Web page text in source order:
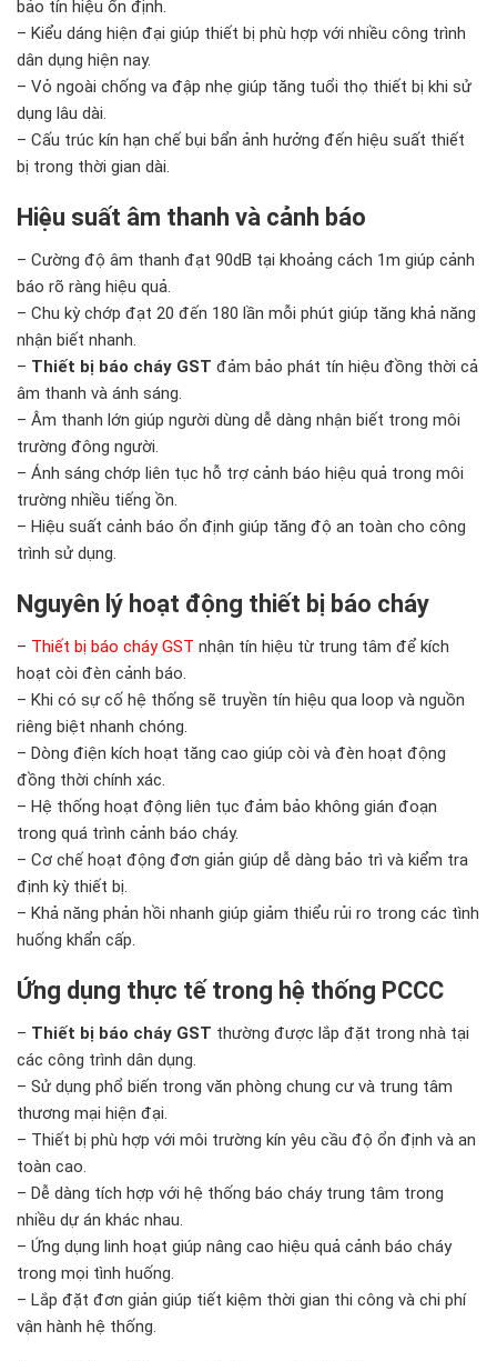
bảo tín hiệu ổn định.
– Kiểu dáng hiện đại giúp thiết bị phù hợp với nhiều công trình
dân dụng hiện nay.
– Vỏ ngoài chống va đập nhẹ giúp tăng tuổi thọ thiết bị khi sử
dụng lâu dài.
– Cấu trúc kín hạn chế bụi bẩn ảnh hưởng đến hiệu suất thiết
bị trong thời gian dài.
Hiệu suất âm thanh và cảnh báo
– Cường độ âm thanh đạt 90dB tại khoảng cách 1m giúp cảnh
báo rõ ràng hiệu quả.
– Chu kỳ chớp đạt 20 đến 180 lần mỗi phút giúp tăng khả năng
nhận biết nhanh.
– Thiết bị báo cháy GST đảm bảo phát tín hiệu đồng thời cả
âm thanh và ánh sáng.
– Âm thanh lớn giúp người dùng dễ dàng nhận biết trong môi
trường đông người.
– Ánh sáng chớp liên tục hỗ trợ cảnh báo hiệu quả trong môi
trường nhiều tiếng ồn.
– Hiệu suất cảnh báo ổn định giúp tăng độ an toàn cho công
trình sử dụng.
Nguyên lý hoạt động thiết bị báo cháy
– Thiết bị báo cháy GST nhận tín hiệu từ trung tâm để kích
hoạt còi đèn cảnh báo.
– Khi có sự cố hệ thống sẽ truyền tín hiệu qua loop và nguồn
riêng biệt nhanh chóng.
– Dòng điện kích hoạt tăng cao giúp còi và đèn hoạt động
đồng thời chính xác.
– Hệ thống hoạt động liên tục đảm bảo không gián đoạn
trong quá trình cảnh báo cháy.
– Cơ chế hoạt động đơn giản giúp dễ dàng bảo trì và kiểm tra
định kỳ thiết bị.
– Khả năng phản hồi nhanh giúp giảm thiểu rủi ro trong các tình
huống khẩn cấp.
Ứng dụng thực tế trong hệ thống PCCC
– Thiết bị báo cháy GST thường được lắp đặt trong nhà tại
các công trình dân dụng.
– Sử dụng phổ biến trong văn phòng chung cư và trung tâm
thương mại hiện đại.
– Thiết bị phù hợp với môi trường kín yêu cầu độ ổn định và an
toàn cao.
– Dễ dàng tích hợp với hệ thống báo cháy trung tâm trong
nhiều dự án khác nhau.
– Ứng dụng linh hoạt giúp nâng cao hiệu quả cảnh báo cháy
trong mọi tình huống.
– Lắp đặt đơn giản giúp tiết kiệm thời gian thi công và chi phí
vận hành hệ thống.